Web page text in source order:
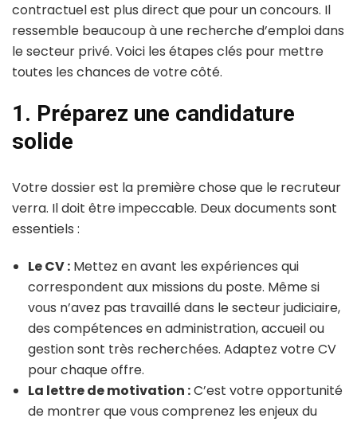
contractuel est plus direct que pour un concours. Il
ressemble beaucoup à une recherche d’emploi dans
le secteur privé. Voici les étapes clés pour mettre
toutes les chances de votre côté.
1. Préparez une candidature
solide
Votre dossier est la première chose que le recruteur
verra. Il doit être impeccable. Deux documents sont
essentiels :
Le CV : Mettez en avant les expériences qui
correspondent aux missions du poste. Même si
vous n’avez pas travaillé dans le secteur judiciaire,
des compétences en administration, accueil ou
gestion sont très recherchées. Adaptez votre CV
pour chaque offre.
La lettre de motivation :C’est votre opportunité
de montrer que vous comprenez les enjeux du